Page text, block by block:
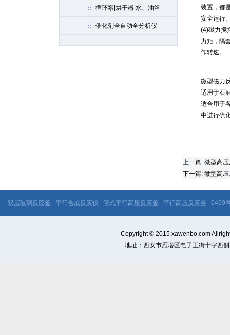
循环泵|烘干器|水、油浴
催化剂全自动全分析仪
装置，都
安全运行
(4)磁力搅
力矩，隔
作转速。
微型磁力
适用于石
适合用于
中进行硫
上一篇: 微型高
下一篇: 微型高
双层玻璃反应釜 平行合成反应仪 管式平行高压反应釜 平行高压反应釜 0460
Copyright © 2015 xawenbo.com
地址：西安市雁塔区电子正街十字